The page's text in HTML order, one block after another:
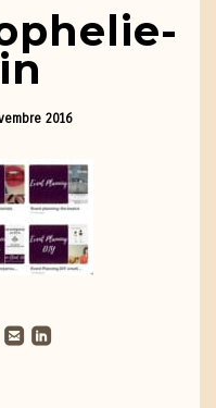
2016
roundedemail roundedlinkedin